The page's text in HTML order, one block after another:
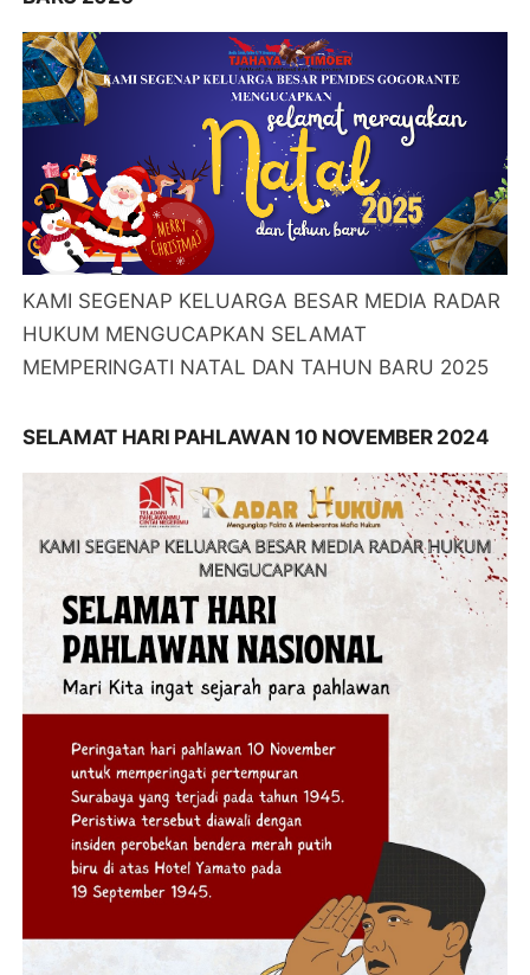
KAMI SEGENAP KELUARGA BESAR MEDIA RADAR
HUKUM MENGUCAPKAN SELAMAT
MEMPERINGATI NATAL DAN TAHUN BARU 2025
SELAMAT HARI PAHLAWAN 10 NOVEMBER 2024